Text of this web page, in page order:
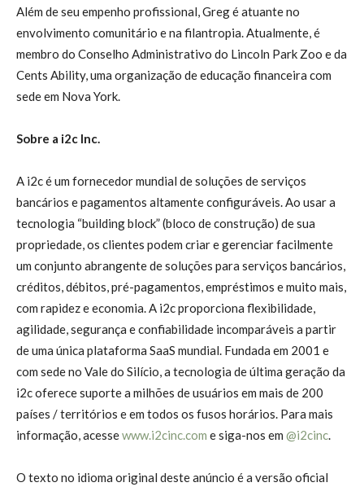
Além de seu empenho profissional, Greg é atuante no
envolvimento comunitário e na filantropia. Atualmente, é
membro do Conselho Administrativo do Lincoln Park Zoo e da
Cents Ability, uma organização de educação financeira com
sede em Nova York.
Sobre a i2c Inc.
A i2c é um fornecedor mundial de soluções de serviços
bancários e pagamentos altamente configuráveis. Ao usar a
tecnologia “building block” (bloco de construção) de sua
propriedade, os clientes podem criar e gerenciar facilmente
um conjunto abrangente de soluções para serviços bancários,
créditos, débitos, pré-pagamentos, empréstimos e muito mais,
com rapidez e economia. A i2c proporciona flexibilidade,
agilidade, segurança e confiabilidade incomparáveis a partir
de uma única plataforma SaaS mundial. Fundada em 2001 e
com sede no Vale do Silício, a tecnologia de última geração da
i2c oferece suporte a milhões de usuários em mais de 200
países / territórios e em todos os fusos horários. Para mais
informação, acessewww.i2cinc.com e siga-nos em @i2cinc.
O texto no idioma original deste anúncio é a versão oficial